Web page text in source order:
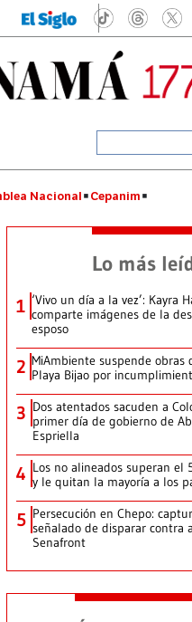
Nacional Cepanim
Lo más
1 ‘Vivo un día a la vez’: Kayra
comparte imágenes de la
esposo
2 MiAmbiente suspende obras
Playa Bijao por
3 Dos atentados sacuden a
primer día de gobierno de
Espriella
4 Los no alineados superan el
y le quitan la mayoría a los
5 Persecución en Chepo:
señalado de disparar contra
Senafront